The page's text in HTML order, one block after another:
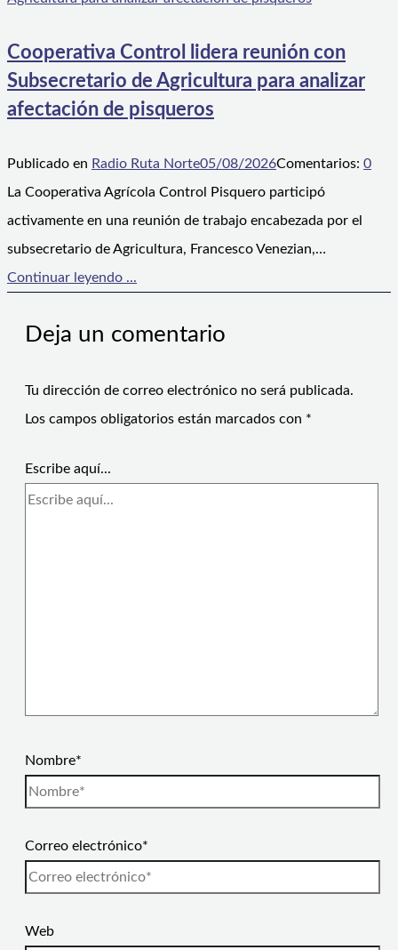
Cooperativa Control lidera reunión con
Subsecretario de Agricultura para analizar
afectación de pisqueros
Publicado en Radio Ruta Norte05/08/2026Comentarios: 0
La Cooperativa Agrícola Control Pisquero participó
activamente en una reunión de trabajo encabezada por el
subsecretario de Agricultura, Francesco Venezian,…
Continuar leyendo ...
Deja un comentario
Tu dirección de correo electrónico no será publicada.
Los campos obligatorios están marcados con *
Escribe aquí...
Nombre*
Correo electrónico*
Web